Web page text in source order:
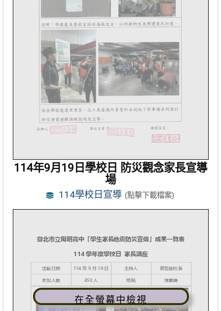
114年9月19日學校日 防災觀念家長宣導
場
114學校日宣導 (點擊下載檔案)
在全螢幕中檢視